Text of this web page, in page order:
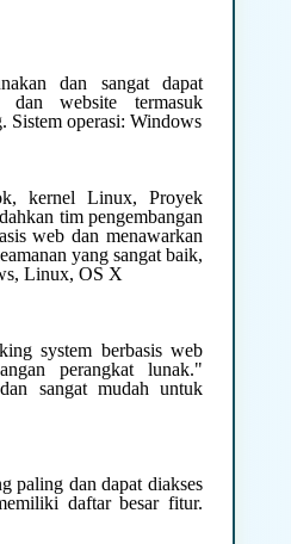
dan sangat dapat
website termasuk
Sistem operasi: Windows
kernel Linux, Proyek
tim pengembangan
web dan menawarkan
yang sangat baik,
Linux, OS X
system berbasis web
perangkat lunak."
sangat mudah untuk
paling dan dapat diakses
daftar besar fitur.